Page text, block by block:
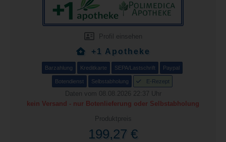
Profil einsehen
+1 Apotheke
Barzahlung Kreditkarte SEPA/Lastschrift Paypal
Botendienst Selbstabholung E-Rezept
Daten vom 08.08.2026 22:37 Uhr
kein Versand - nur Botenlieferung oder Selbstabholung
Produktpreis
199,27 €